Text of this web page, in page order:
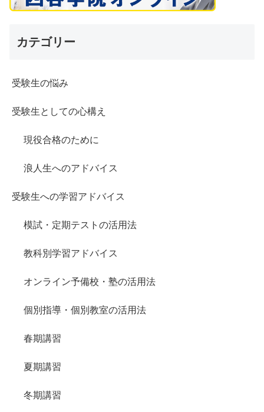
カテゴリー
受験生の悩み
受験生としての心構え
現役合格のために
浪人生へのアドバイス
受験生への学習アドバイス
模試・定期テストの活用法
教科別学習アドバイス
オンライン予備校・塾の活用法
個別指導・個別教室の活用法
春期講習
夏期講習
冬期講習